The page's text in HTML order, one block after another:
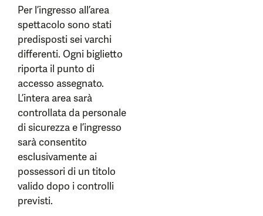
Per l’ingresso all’area
spettacolo sono stati
predisposti sei varchi
differenti. Ogni biglietto
riporta il punto di
accesso assegnato.
L’intera area sarà
controllata da personale
di sicurezza e l’ingresso
sarà consentito
esclusivamente ai
possessori di un titolo
valido dopo i controlli
previsti.